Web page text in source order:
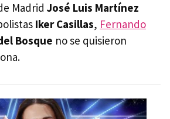
Madrid José Luis Martínez
Iker Casillas, Fernando
Bosque no se quisieron